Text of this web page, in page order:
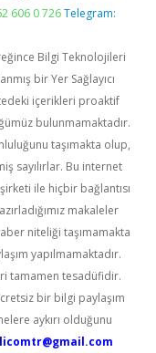
606 0 726 Telegram:
Bilgi Teknolojileri
bir Yer Sağlayıcı
içerikleri proaktif
bulunmamaktadır.
taşımakta olup,
sayılırlar. Bu internet
ile hiçbir bağlantısı
makaleler
niteliği taşımamakta
yapılmamaktadır.
tamamen tesadüfidir.
bir bilgi paylaşım
aykırı olduğunu